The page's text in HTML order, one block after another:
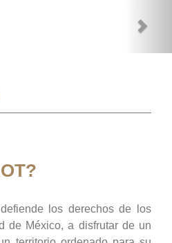
los derechos de los
de México, a disfrutar de un